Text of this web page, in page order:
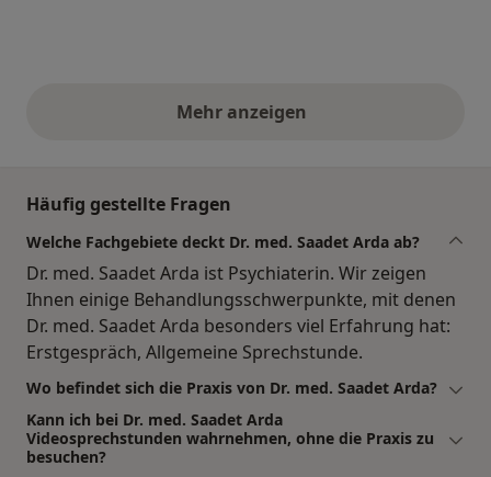
Mehr anzeigenobige Stellungnahmen
Häufig gestellte Fragen
Welche Fachgebiete deckt Dr. med. Saadet Arda ab?
Dr. med. Saadet Arda ist Psychiaterin. Wir zeigen
Ihnen einige Behandlungsschwerpunkte, mit denen
Dr. med. Saadet Arda besonders viel Erfahrung hat:
Erstgespräch, Allgemeine Sprechstunde.
Wo befindet sich die Praxis von Dr. med. Saadet Arda?
Kann ich bei Dr. med. Saadet Arda
Videosprechstunden wahrnehmen, ohne die Praxis zu
besuchen?